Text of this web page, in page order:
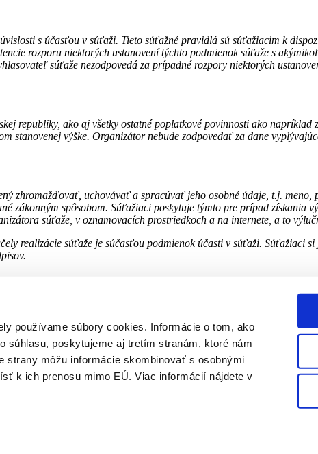
používame súbory cookies. Informácie o tom, ako
súhlasu, poskytujeme aj tretím stranám, ktoré nám
strany môžu informácie skombinovať s osobnými
k ich prenosu mimo EÚ. Viac informácií nájdete v
s účasťou v súťaži. Tieto súťažné pravidlá sú súťažiacim k
rozporu niektorých ustanovení týchto podmienok súťaže s
súťaže nezodpovedá za prípadné rozpory niektorých
republiky, ako aj všetky ostatné poplatkové povinnosti ako napríklad
stanovenej výške. Organizátor nebude zodpovedať za dane
zhromažďovať, uchovávať a spracúvať jeho osobné údaje, t.j. meno,
zákonným spôsobom. Súťažiaci poskytuje týmto pre prípad získania
súťaže, v oznamovacích prostriedkoch a na internete, a to
realizácie súťaže je súčasťou podmienok účasti v súťaži. Súťažiaci
Dôležité odkazy